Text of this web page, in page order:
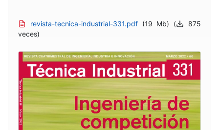
revista-tecnica-industrial-331.pdf(19 Mb) (
875
veces)